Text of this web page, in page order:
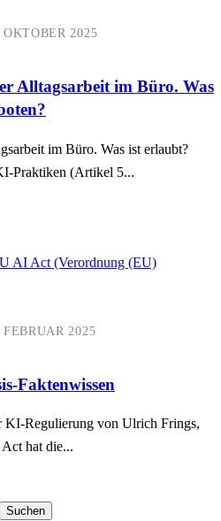
OKTOBER 2025
Alltagsarbeit im Büro. Was
im Büro. Was ist erlaubt?
Praktiken (Artikel 5...
FEBRUAR 2025
Faktenwissen
KI-Regulierung von Ulrich Frings,
hat die...